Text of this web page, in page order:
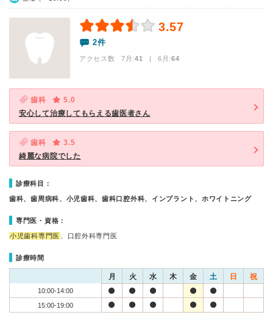
3.57
2件
アクセス数 7月:41 | 6月:64
歯科
5.0
安心して治療してもらえる歯医者さん
歯科
3.5
綺麗な病院でした
診療科目：
歯科、歯周病科、小児歯科、歯科口腔外科、インプラント、ホワイトニング
専門医・資格：
小児歯科専門医 、口腔外科専門医
診療時間
月 火 水 木 金 土 日 祝
10:00-14:00
15:00-19:00